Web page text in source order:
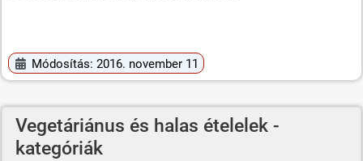
Módosítás: 2016. november 11
Vegetáriánus és halas ételelek -
kategóriák